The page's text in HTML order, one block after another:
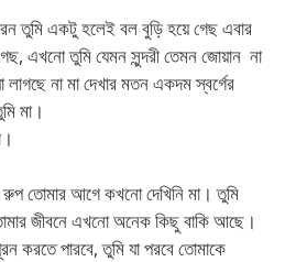
তুমি একটু হলেই বল বুড়ি হয়ে গেছ এবার
এখনো তুমি যেমন সুন্দরী তেমন জোয়ান না
না মা দেখার মতন একদম স্বর্গের
মা।
তোমার আগে কখনো দেখিনি মা। তুমি
জীবনে এখনো অনেক কিছু বাকি আছে।
করতে পারবে, তুমি যা পরবে তোমাকে